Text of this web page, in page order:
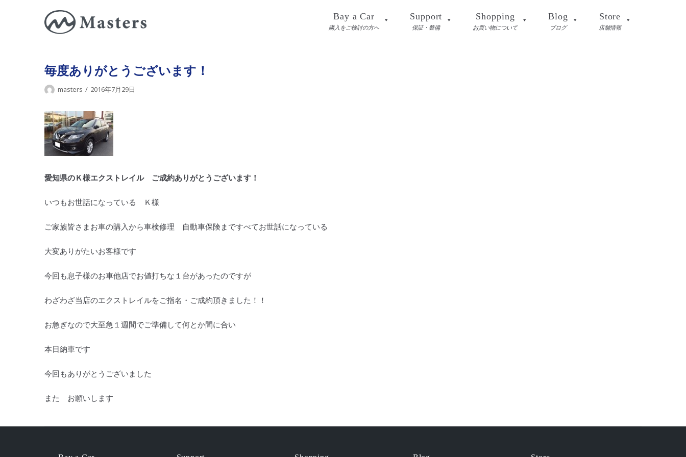
Bay a Car
購入をご検討の方へ
Support
保証・整備
Shopping
お買い物について
Blog
ブログ
Store
店舗情報
毎度ありがとうございます！
masters 2016年7月29日
愛知県のＫ様エクストレイル ご成約ありがとうございます！
いつもお世話になっている Ｋ様
ご家族皆さまお車の購入から車検修理 自動車保険まですべてお世話になっている
大変ありがたいお客様です
今回も息子様のお車他店でお値打ちな１台があったのですが
わざわざ当店のエクストレイルをご指名・ご成約頂きました！！
お急ぎなので大至急１週間でご準備して何とか間に合い
本日納車です
今回もありがとうございました
また お願いします